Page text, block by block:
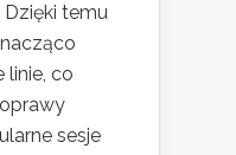
temu
linie, co
sesje